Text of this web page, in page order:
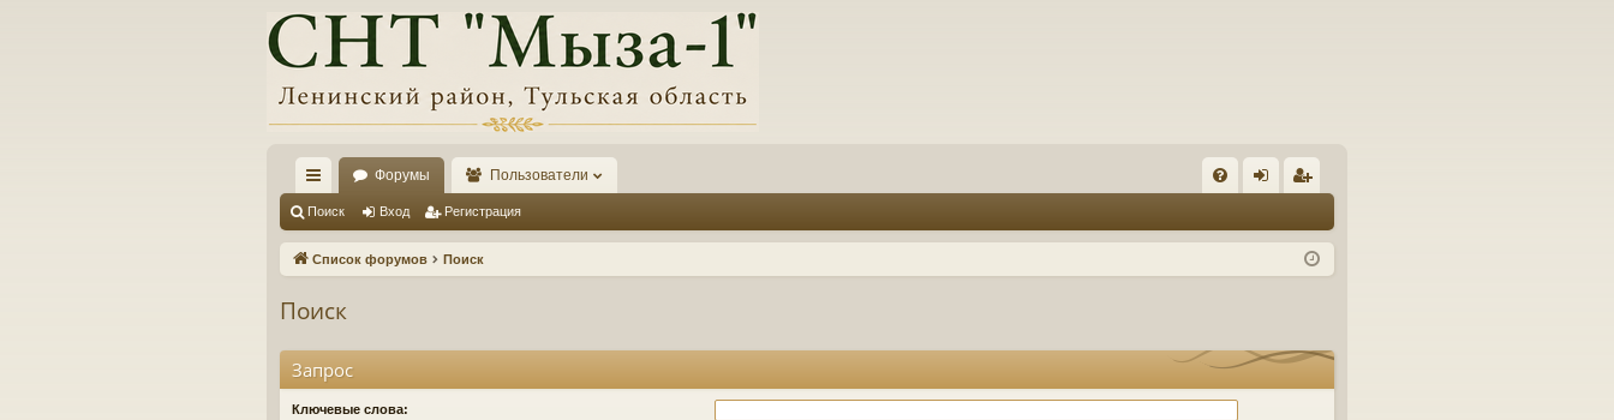
с
ы
и
Форумы Пользователи
Q д ис
ия
Поиск Вход Регистрация
Список форумов Поиск
Поиск
Запрос
Ключевые слова: